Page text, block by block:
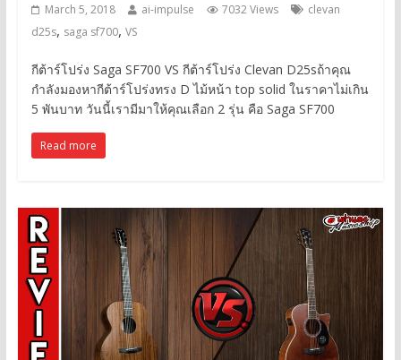
March 5, 2018 ai-impulse 7032 Views
clevan
d25s, saga sf700, VS
กีต้าร์โปร่ง Saga SF700 VS กีต้าร์โปร่ง Clevan D25sถ้าคุณ
กำลังมองหากีต้าร์โปร่งทรง D ไม้หน้า top solid ในราคาไม่เกิน
5 พันบาท วันนี้เรามีมาให้คุณเลือก 2 รุ่น คือ Saga SF700
Read more